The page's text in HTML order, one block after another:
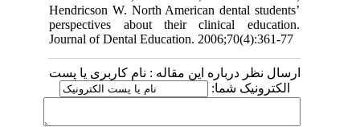
Hendricson W. North American dental students’
perspectives about their clinical education.
Journal of Dental Education. 2006;70(4):361-77
ارسال نظر درباره این مقاله : نام کاربری یا پست
الکترونیک شما: